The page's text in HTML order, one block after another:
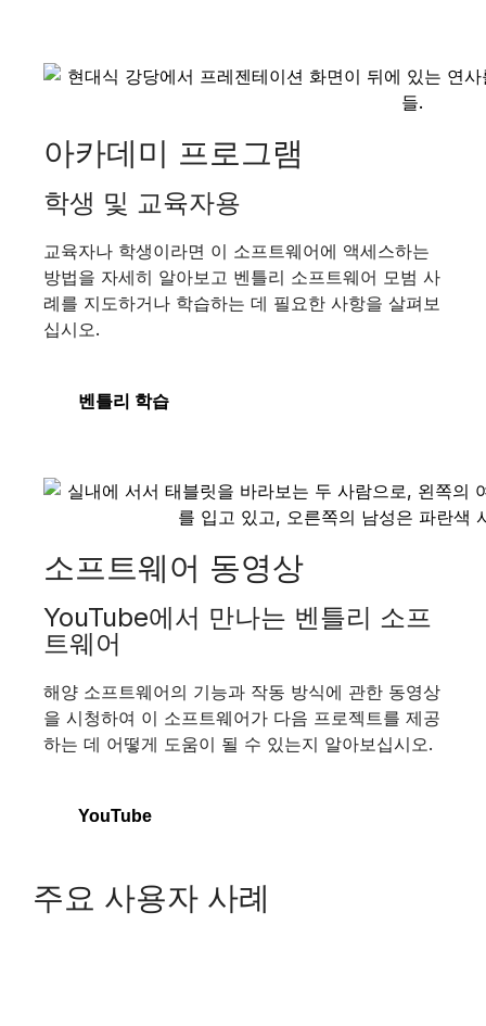
아카데미 프로그램
학생 및 교육자용
교육자나 학생이라면 이 소프트웨어에 액세스하는
방법을 자세히 알아보고 벤틀리 소프트웨어 모범 사
례를 지도하거나 학습하는 데 필요한 사항을 살펴보
십시오.
벤틀리 학습
소프트웨어 동영상
YouTube에서 만나는 벤틀리 소프
트웨어
해양 소프트웨어의 기능과 작동 방식에 관한 동영상
을 시청하여 이 소프트웨어가 다음 프로젝트를 제공
하는 데 어떻게 도움이 될 수 있는지 알아보십시오.
YouTube
주요 사용자 사례